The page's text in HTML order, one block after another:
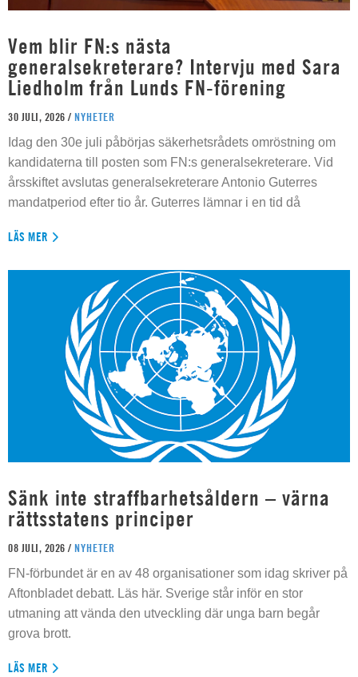
Vem blir FN:s nästa
generalsekreterare? Intervju med Sara
Liedholm från Lunds FN-förening
30 JULI, 2026 / NYHETER
Idag den 30e juli påbörjas säkerhetsrådets omröstning om
kandidaterna till posten som FN:s generalsekreterare. Vid
årsskiftet avslutas generalsekreterare Antonio Guterres
mandatperiod efter tio år. Guterres lämnar i en tid då
LÄS MER
Sänk inte straffbarhetsåldern – värna
rättsstatens principer
08 JULI, 2026 / NYHETER
FN-förbundet är en av 48 organisationer som idag skriver på
Aftonbladet debatt. Läs här. Sverige står inför en stor
utmaning att vända den utveckling där unga barn begår
grova brott.
LÄS MER